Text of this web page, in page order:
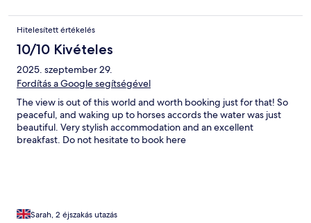
Hitelesített értékelés
10/10 Kivételes
2025. szeptember 29.
Fordítás a Google segítségével
The view is out of this world and worth booking just for that! So
peaceful, and waking up to horses accords the water was just
beautiful. Very stylish accommodation and an excellent
breakfast. Do not hesitate to book here
Sarah, 2 éjszakás utazás